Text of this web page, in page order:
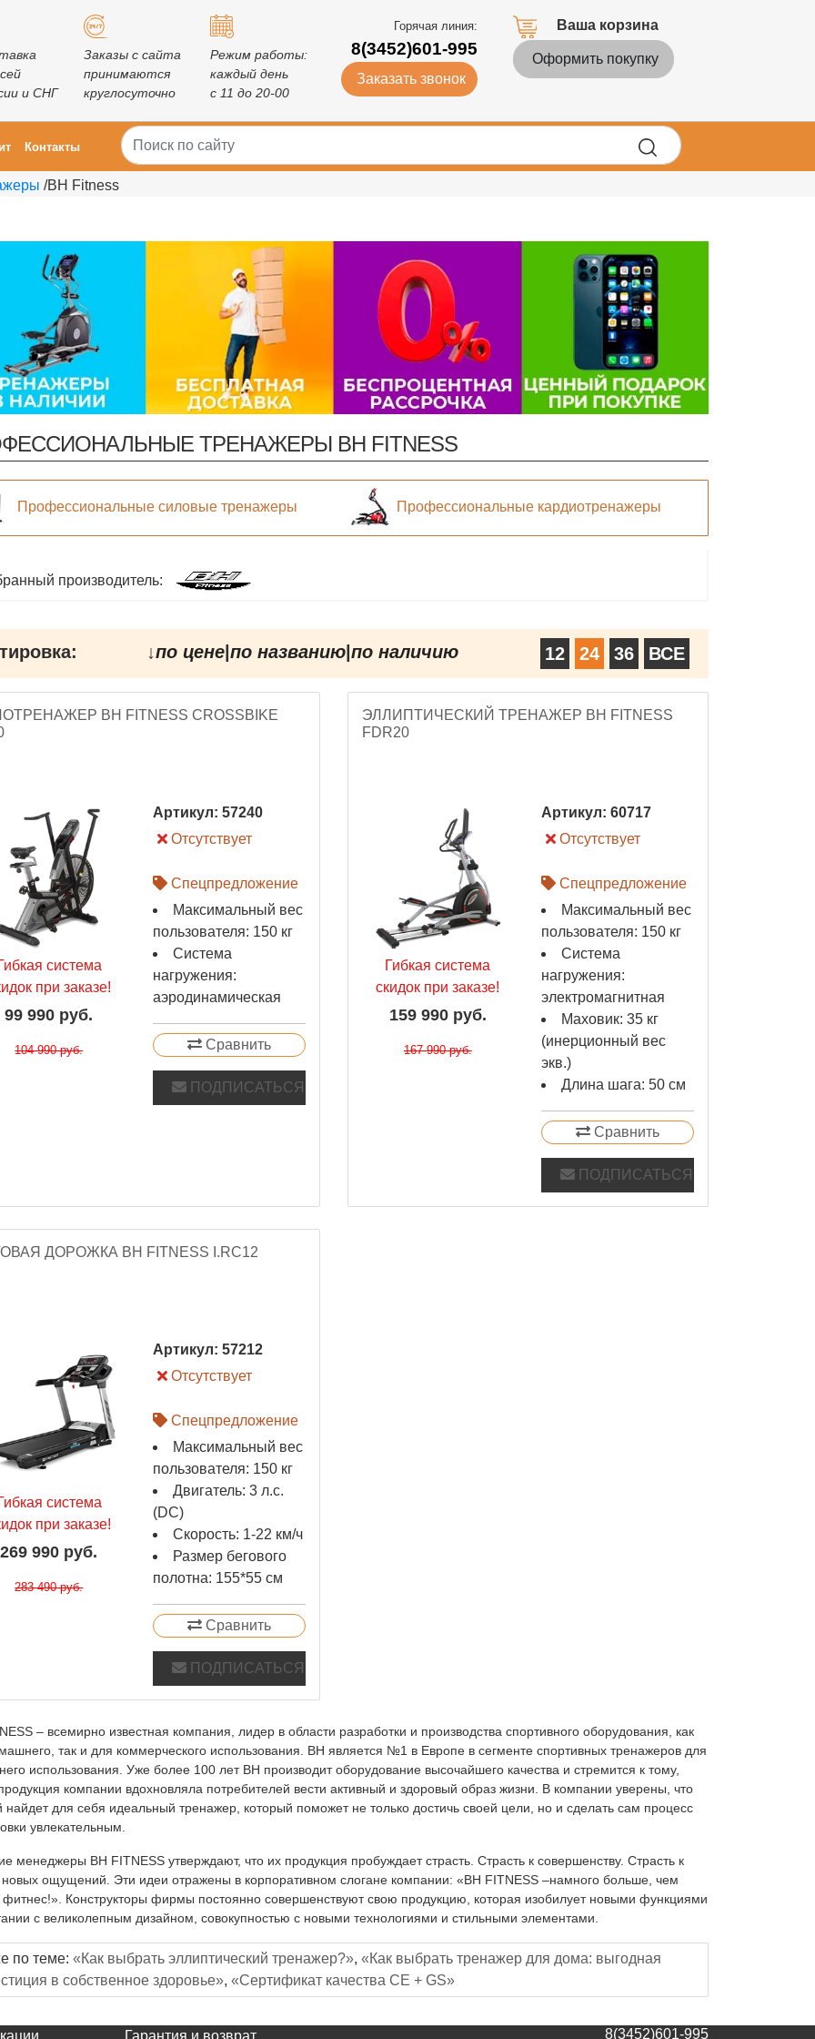
и СНГ
Заказы с сайта
принимаются
круглосуточно
Режим работы:
каждый день
с 11 до 20-00
Горячая линия:
8(3452)601-995
Заказать звонок
Ваша корзина
Оформить покупку
Контакты
/BH Fitness
ТРЕНАЖЕРЫ BH FITNESS
Профессиональные силовые тренажеры Профессиональные кардиотренажеры
производитель:
↓по цене| по названию| по наличию 12 24 36 ВСЕ
BH FITNESS CROSSBIKE
система
при заказе!
99 990 руб.
104 990 руб.
Артикул: 57240
Отсутствует
Спецпредложение
Максимальный вес
пользователя: 150 кг
Система
нагружения:
аэродинамическая
Сравнить
ПОДПИСАТЬСЯ
ЭЛЛИПТИЧЕСКИЙ ТРЕНАЖЕР BH FITNESS
FDR20
Гибкая система
скидок при заказе!
159 990 руб.
167 990 руб.
Артикул: 60717
Отсутствует
Спецпредложение
Максимальный вес
пользователя: 150 кг
Система
нагружения:
электромагнитная
Маховик: 35 кг
(инерционный вес
экв.)
Длина шага: 50 см
Сравнить
ПОДПИСАТЬСЯ
ДОРОЖКА BH FITNESS I.RC12
система
при заказе!
269 990 руб.
283 490 руб.
Артикул: 57212
Отсутствует
Спецпредложение
Максимальный вес
пользователя: 150 кг
Двигатель: 3 л.с.
(DC)
Скорость: 1-22 км/ч
Размер бегового
полотна: 155*55 см
Сравнить
ПОДПИСАТЬСЯ
– всемирно известная компания, лидер в области разработки и производства спортивного оборудования, как
так и для коммерческого использования. BH является №1 в Европе в сегменте спортивных тренажеров для
использования. Уже более 100 лет BH производит оборудование высочайшего качества и стремится к тому,
компании вдохновляла потребителей вести активный и здоровый образ жизни. В компании уверены, что
найдет для себя идеальный тренажер, который поможет не только достичь своей цели, но и сделать сам процесс
увлекательным.
менеджеры BH FITNESS утверждают, что их продукция пробуждает страсть. Страсть к совершенству. Страсть к
новых ощущений. Эти идеи отражены в корпоративном слогане компании: «BH FITNESS –намного больше, чем
фитнес!». Конструкторы фирмы постоянно совершенствуют свою продукцию, которая изобилует новыми функциями
с великолепным дизайном, совокупностью с новыми технологиями и стильными элементами.
по теме: «Как выбрать эллиптический тренажер?», «Как выбрать тренажер для дома: выгодная
в собственное здоровье», «Сертификат качества CE + GS»
8(3452)601-995